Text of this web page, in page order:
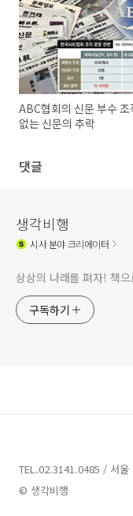
ABC협회의 신문 부수 조
없는 신문의 추락
댓글
생각비행
시사분야 크리에이터
상상의 나래를 펴자! 책
구독하기
TEL.02.3141.0485 / 서울
© 생각비행